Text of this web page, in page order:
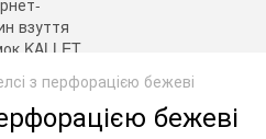
з перфорацією бежеві
бежеві